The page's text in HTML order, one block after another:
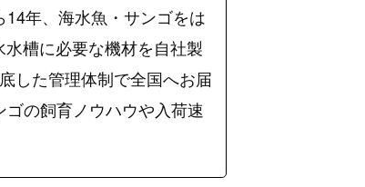
年、海水魚・サンゴをは
槽に必要な機材を自社製
した管理体制で全国へお届
の飼育ノウハウや入荷速